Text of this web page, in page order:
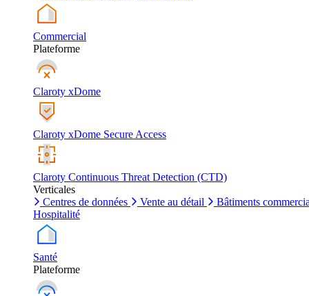
Commercial
Plateforme
Claroty xDome
Claroty xDome Secure Access
Claroty Continuous Threat Detection (CTD)
Verticales
Centres de données
Vente au détail
Bâtiments
Hospitalité
Santé
Plateforme